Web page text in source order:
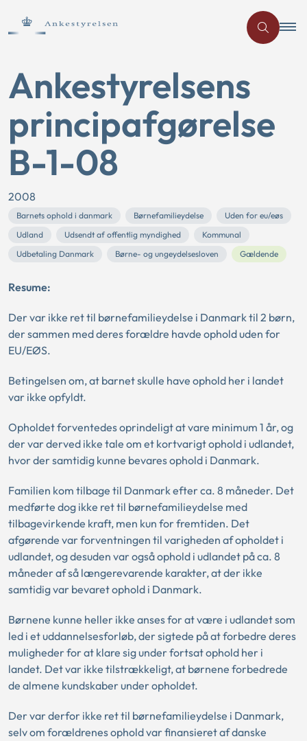
Ankestyrelsens
principafgørelse
B-1-08
2008
Barnets ophold i danmark Børnefamilieydelse
Uden for eu/eøs
Udland
Udsendt af offentlig myndighed
Kommunal
Udbetaling Danmark
Børne- og ungeydelsesloven Gældende
Resume:
Der var ikke ret til børnefamilieydelse i Danmark til 2 børn,
der sammen med deres forældre havde ophold uden for
EU/EØS.
Betingelsen om, at barnet skulle have ophold her i landet
var ikke opfyldt.
Opholdet forventedes oprindeligt at vare minimum 1 år, og
der var derved ikke tale om et kortvarigt ophold i udlandet,
hvor der samtidig kunne bevares ophold i Danmark.
Familien kom tilbage til Danmark efter ca. 8 måneder. Det
medførte dog ikke ret til børnefamilieydelse med
tilbagevirkende kraft, men kun for fremtiden. Det
afgørende var forventningen til varigheden af opholdet i
udlandet, og desuden var også ophold i udlandet på ca. 8
måneder af så længerevarende karakter, at der ikke
samtidig var bevaret ophold i Danmark.
Børnene kunne heller ikke anses for at være i udlandet som
led i et uddannelsesforløb, der sigtede på at forbedre deres
muligheder for at klare sig under fortsat ophold her i
landet. Det var ikke tilstrækkeligt, at børnene forbedrede
de almene kundskaber under opholdet.
Der var derfor ikke ret til børnefamilieydelse i Danmark,
selv om forældrenes ophold var finansieret af danske